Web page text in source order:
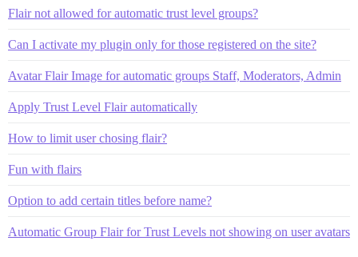
Flair not allowed for automatic trust level groups?
Can I activate my plugin only for those registered on the site?
Avatar Flair Image for automatic groups Staff, Moderators, Admin
Apply Trust Level Flair automatically
How to limit user chosing flair?
Fun with flairs
Option to add certain titles before name?
Automatic Group Flair for Trust Levels not showing on user avatars